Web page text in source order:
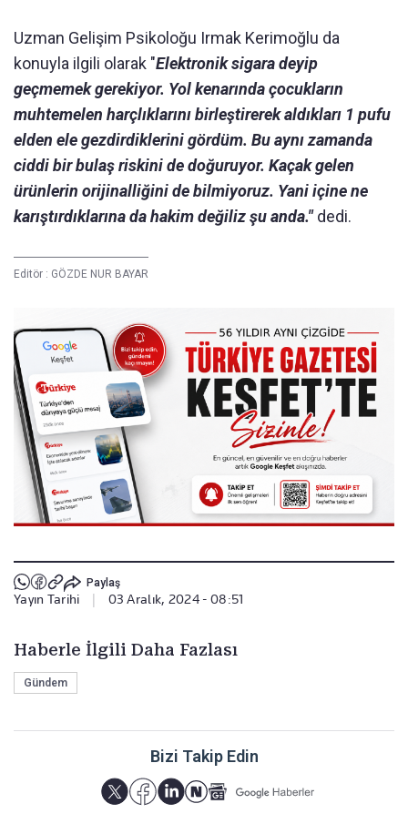
Uzman Gelişim Psikoloğu Irmak Kerimoğlu da
konuyla ilgili olarak "Elektronik sigara deyip
geçmemek gerekiyor. Yol kenarında çocukların
muhtemelen harçlıklarını birleştirerek aldıkları 1 pufu
elden ele gezdirdiklerini gördüm. Bu aynı zamanda
ciddi bir bulaş riskini de doğuruyor. Kaçak gelen
ürünlerin orijinalliğini de bilmiyoruz. Yani içine ne
karıştırdıklarına da hakim değiliz şu anda."dedi.
Editör : GÖZDE NUR BAYAR
Paylaş
Yayın Tarihi 03 Aralık, 2024 - 08:51
Haberle İlgili Daha Fazlası
Gündem
Bizi Takip Edin